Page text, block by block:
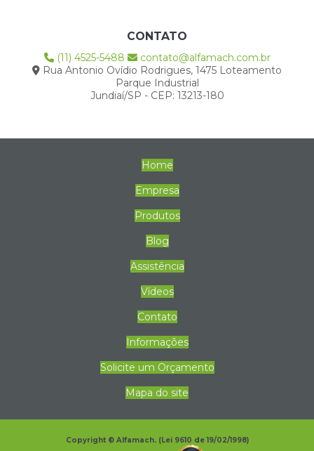
CONTATO
(11) 4525-5488
contato@alfamach.com.br
Rua Antonio Ovídio Rodrigues, 1475 Loteamento
Parque Industrial
Jundiaí/SP - CEP: 13213-180
Home
Empresa
Produtos
Blog
Assistência
Vídeos
Contato
Informações
Solicite um Orçamento
Mapa do site
Copyright © Alfamach. (Lei 9610 de 19/02/1998)